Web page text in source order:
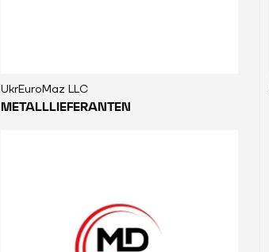
UkrEuroMaz LLC
METALLLIEFERANTEN